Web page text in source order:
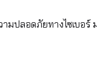
อดภัยทางไซเบอร์